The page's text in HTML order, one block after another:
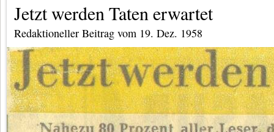
Jetzt werden Taten erwartet
Redaktioneller Beitrag vom 19. Dez. 1958